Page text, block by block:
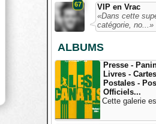
67
VIP en Vrac
«Dans cette
catégorie, no...»
ALBUMS
Presse -
Livres - Cartes
Postales -
Officiels...
Cette galerie